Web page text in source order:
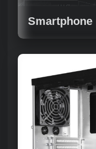
Smartphone